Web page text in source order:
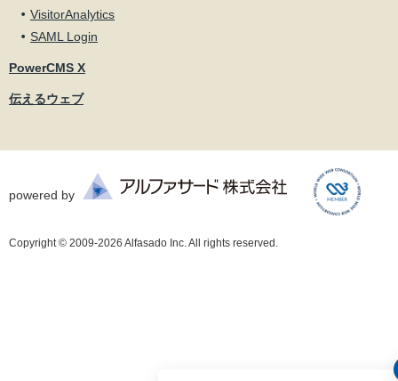
VisitorAnalytics
SAML Login
PowerCMS X
伝えるウェブ
Copyright © 2009-2026 Alfasado Inc. All rights reserved.
powered by